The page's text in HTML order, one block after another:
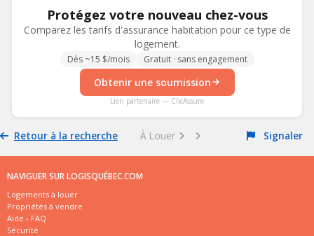
Protégez votre nouveau chez-vous
Comparez les tarifs d'assurance habitation pour ce type de
logement.
Dès ~15 $/mois Gratuit · sans engagement
Obtenir une soumission
Lien partenaire — ClicAssure
Retour à la recherche À Louer Signaler
NAVIGUER SUR LOGISQUÉBEC.COM
Logements à louer
Propriétés à vendre
Aide - FAQ
Sécurité